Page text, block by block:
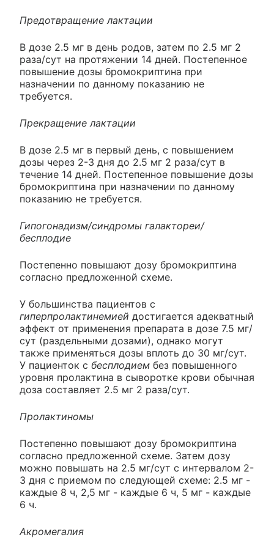
Предотвращение лактации
В дозе 2.5 мг в день родов, затем по 2.5 мг 2
раза/сут на протяжении 14 дней. Постепенное
повышение дозы бромокриптина при
назначении по данному показанию не
требуется.
Прекращение лактации
В дозе 2.5 мг в первый день, с повышением
дозы через 2-3 дня до 2.5 мг 2 раза/сут в
течение 14 дней. Постепенное повышение дозы
бромокриптина при назначении по данному
показанию не требуется.
Гипогонадизм/синдромы галактореи/
бесплодие
Постепенно повышают дозу бромокриптина
согласно предложенной схеме.
У большинства пациентов с
гиперпролактинемией достигается адекватный
эффект от применения препарата в дозе 7.5 мг/
сут (раздельными дозами), однако могут
также применяться дозы вплоть до 30 мг/сут.
У пациенток с бесплодием без повышенного
уровня пролактина в сыворотке крови обычная
доза составляет 2.5 мг 2 раза/сут.
Пролактиномы
Постепенно повышают дозу бромокриптина
согласно предложенной схеме. Затем дозу
можно повышать на 2.5 мг/сут с интервалом 2-
3 дня с приемом по следующей схеме: 2.5 мг -
каждые 8 ч, 2,5 мг - каждые 6 ч, 5 мг - каждые
6 ч.
Акромегалия